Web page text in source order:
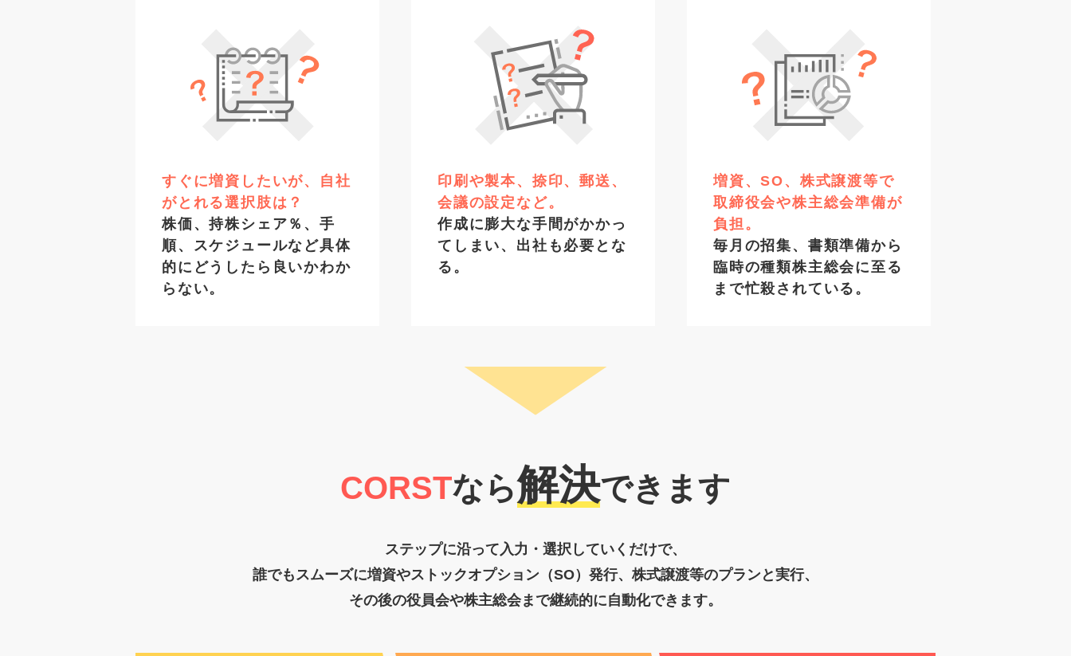
すぐに増資したいが、自社
がとれる選択肢は？
株価、持株シェア％、手
順、スケジュールなど具体
的にどうしたら良いかわか
らない。
印刷や製本、捺印、郵送、
会議の設定など。
作成に膨大な手間がかかっ
てしまい、出社も必要とな
る。
増資、SO、株式譲渡等で
取締役会や株主総会準備が
負担。
毎月の招集、書類準備から
臨時の種類株主総会に至る
まで忙殺されている。
CORSTなら解決できます
ステップに沿って入力・選択していくだけで、
誰でもスムーズに増資やストックオプション（SO）発行、株式譲渡等のプランと実行、
その後の役員会や株主総会まで継続的に自動化できます。